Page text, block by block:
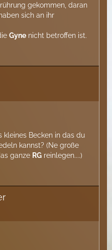
gekommen, daran
sich an ihr
Gyne nicht betroffen ist.
kleines Becken in das du
kannst? (Ne große
ganze RG reinlegen....)